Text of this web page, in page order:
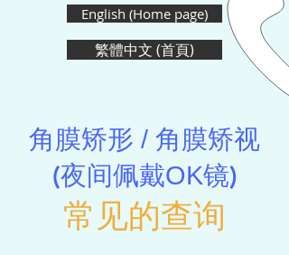
English (Home page)
繁體中文 (首頁)
角膜矫形 / 角膜矫视
(夜间佩戴OK镜)
常见的查询